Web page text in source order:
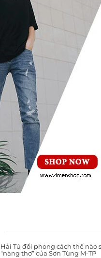
Hải Tú đổi phong cách thế nào
“nàng thơ” của Sơn Tùng M-TP